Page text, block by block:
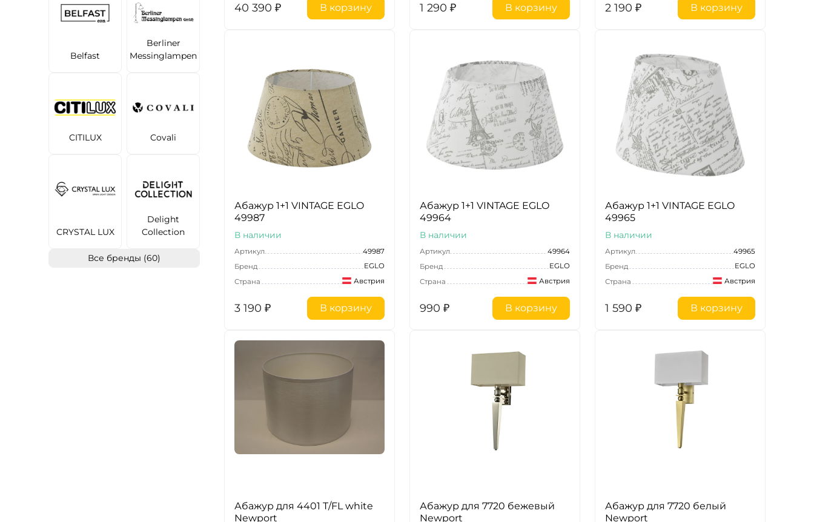
Belfast
Berliner
Messinglampen
CITILUX Covali
CRYSTAL LUX
Delight
Collection
Все бренды (60)
40 390 ₽ В корзину 1 290 ₽ В корзину 2 190 ₽ В корзину
Абажур 1+1 VINTAGE EGLO
49987
В наличии
Артикул
49987
Бренд
EGLO
Страна
Австрия
3 190 ₽ В корзину
Абажур 1+1 VINTAGE EGLO
49964
В наличии
Артикул
49964
Бренд
EGLO
Страна
Австрия
990 ₽ В корзину
Абажур 1+1 VINTAGE EGLO
49965
В наличии
Артикул
49965
Бренд
EGLO
Страна
Австрия
1 590 ₽ В корзину
Абажур для 4401 T/FL white
Newport
Абажур для 7720 бежевый
Newport
Абажур для 7720 белый
Newport